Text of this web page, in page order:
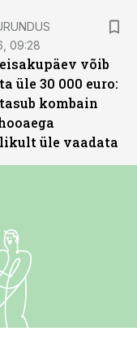
09:28
võib
üle 30 000 euro:
kombain
üle vaadata